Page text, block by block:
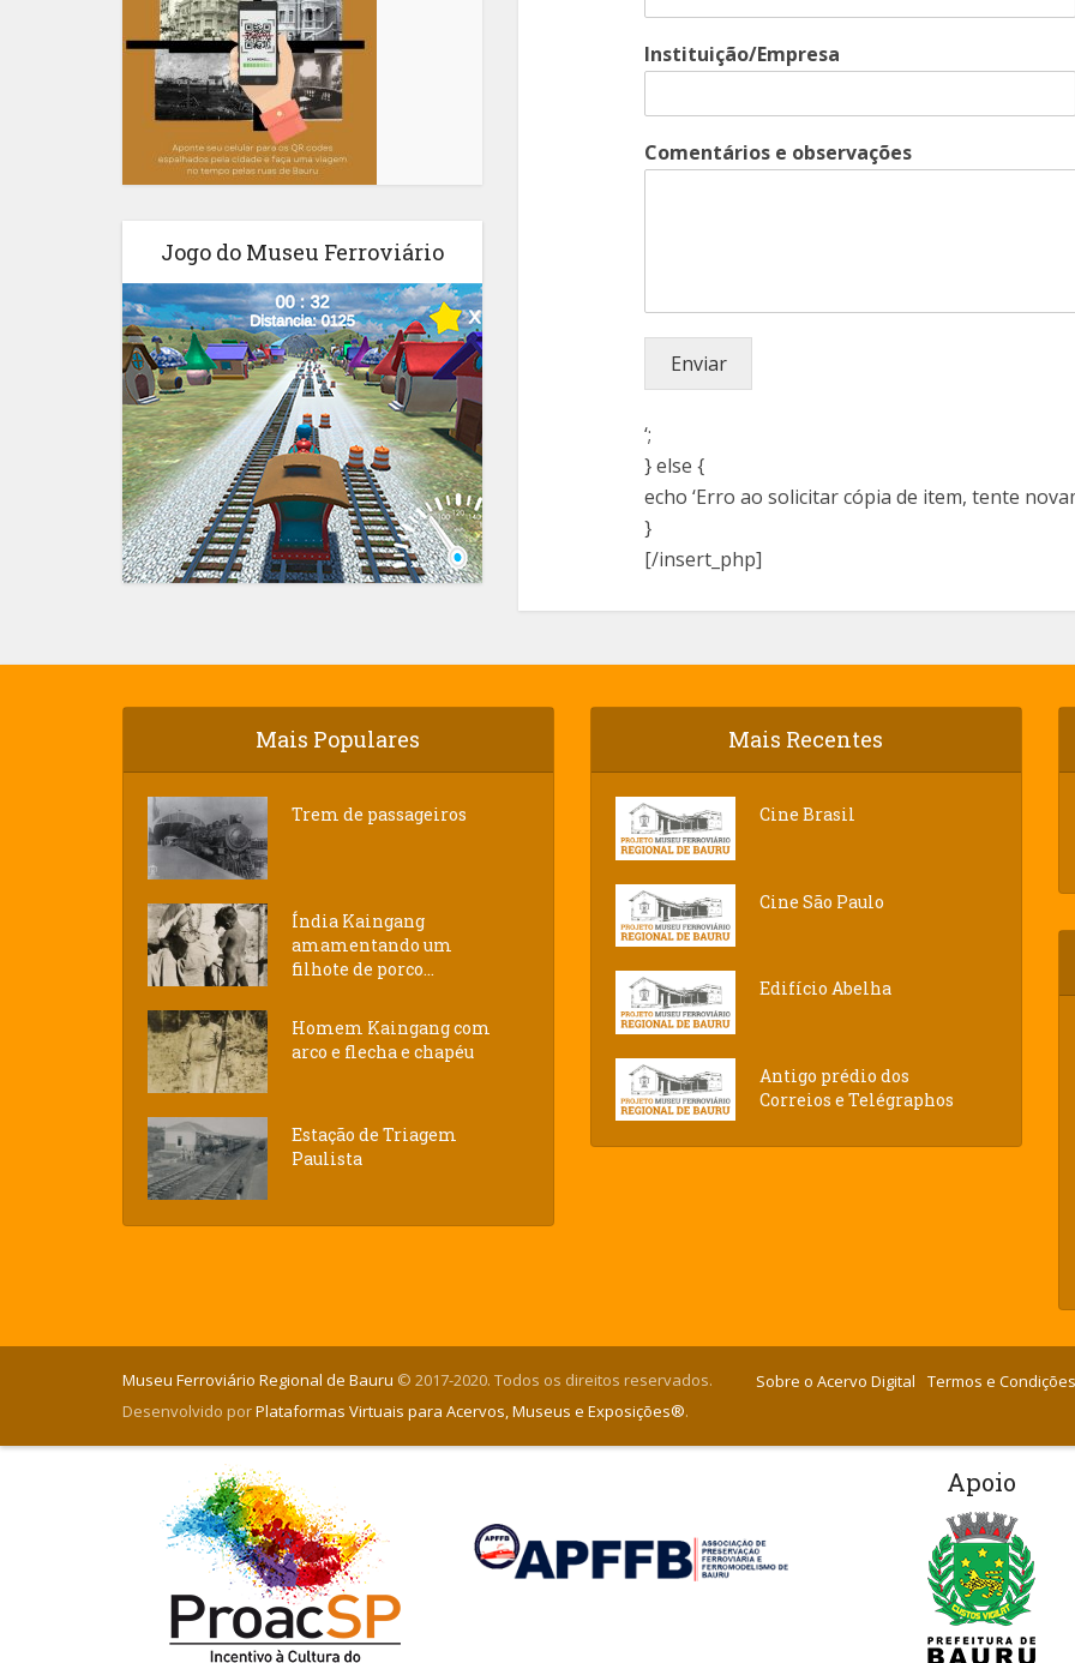
Jogo do Museu Ferroviário
Instituição/Empresa
Comentários e observações
Enviar
‘;
} else {
echo ‘Erro ao solicitar cópia de item, tente
}
[/insert_php]
Mais Populares
Trem de passageiros
Índia Kaingang
amamentando um
filhote de porco...
Homem Kaingang com
arco e flecha e chapéu
Estação de Triagem
Paulista
Mais Recentes
Cine Brasil
Cine São Paulo
Edifício Abelha
Antigo prédio dos
Correios e Telégraphos
Museu Ferroviário Regional de Bauru © 2017-2020. Todos os direitos reservados.
Desenvolvido porPlataformas Virtuais para Acervos, Museus e Exposições®.
Sobre o Acervo Digital Termos e
Apoio